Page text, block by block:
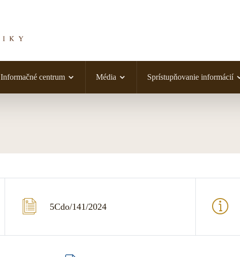
Informačné centrum Média Sprístupňovanie informácií
5Cdo/141/2024